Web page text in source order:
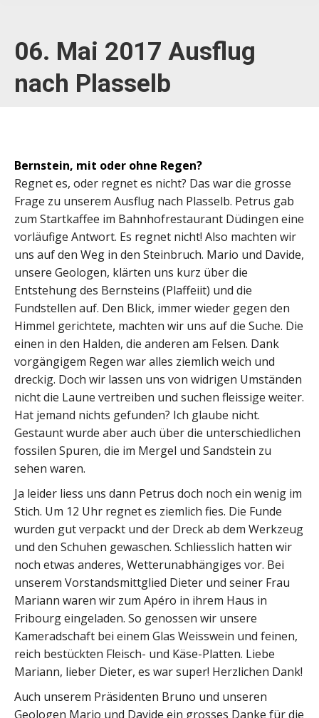
06. Mai 2017 Ausflug
nach Plasselb
Bernstein, mit oder ohne Regen?
Regnet es, oder regnet es nicht? Das war die grosse
Frage zu unserem Ausflug nach Plasselb. Petrus gab
zum Startkaffee im Bahnhofrestaurant Düdingen eine
vorläufige Antwort. Es regnet nicht! Also machten wir
uns auf den Weg in den Steinbruch. Mario und Davide,
unsere Geologen, klärten uns kurz über die
Entstehung des Bernsteins (Plaffeiit) und die
Fundstellen auf. Den Blick, immer wieder gegen den
Himmel gerichtete, machten wir uns auf die Suche. Die
einen in den Halden, die anderen am Felsen. Dank
vorgängigem Regen war alles ziemlich weich und
dreckig. Doch wir lassen uns von widrigen Umständen
nicht die Laune vertreiben und suchen fleissige weiter.
Hat jemand nichts gefunden? Ich glaube nicht.
Gestaunt wurde aber auch über die unterschiedlichen
fossilen Spuren, die im Mergel und Sandstein zu
sehen waren.
Ja leider liess uns dann Petrus doch noch ein wenig im
Stich. Um 12 Uhr regnet es ziemlich fies. Die Funde
wurden gut verpackt und der Dreck ab dem Werkzeug
und den Schuhen gewaschen. Schliesslich hatten wir
noch etwas anderes, Wetterunabhängiges vor. Bei
unserem Vorstandsmittglied Dieter und seiner Frau
Mariann waren wir zum Apéro in ihrem Haus in
Fribourg eingeladen. So genossen wir unsere
Kameradschaft bei einem Glas Weisswein und feinen,
reich bestückten Fleisch- und Käse-Platten. Liebe
Mariann, lieber Dieter, es war super! Herzlichen Dank!
Auch unserem Präsidenten Bruno und unseren
Geologen Mario und Davide ein grosses Danke für die